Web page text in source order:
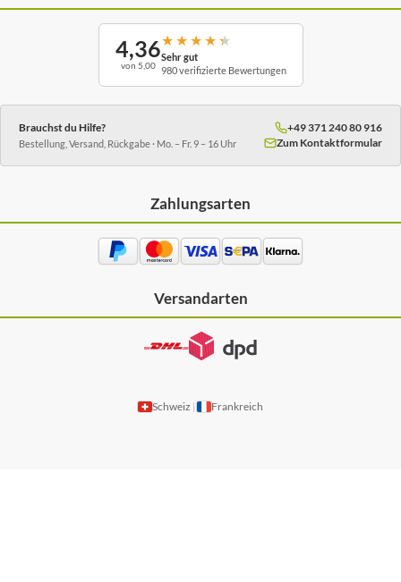
4,36
von 5,00
★ ★ ★ ★ ★
Sehr gut
980 verifizierte Bewertungen
Brauchst du Hilfe?
Bestellung, Versand, Rückgabe · Mo. – Fr. 9 – 16 Uhr
+49 371 240 80 916
Zum Kontaktformular
Zahlungsarten
Versandarten
Schweiz Frankreich